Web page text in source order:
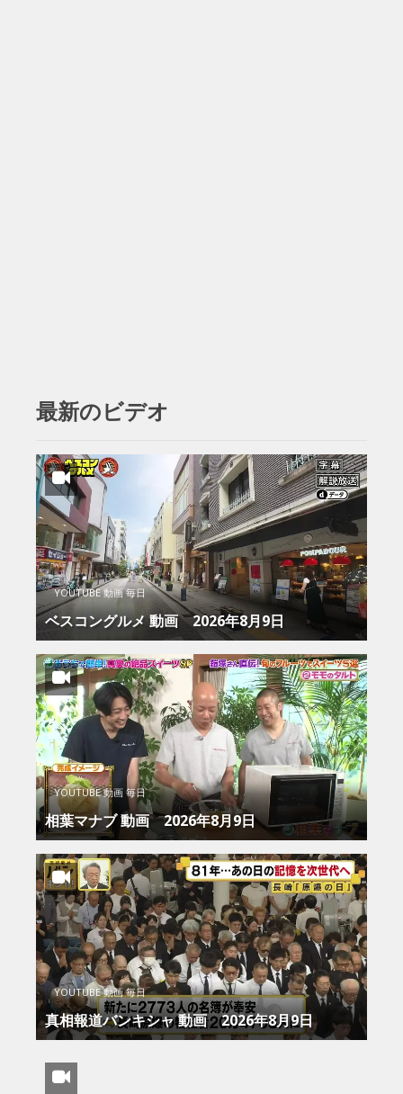
最新のビデオ
YOUTUBE 動画 毎日
ベスコングルメ 動画 2026年8月9日
YOUTUBE 動画 毎日
相葉マナブ 動画 2026年8月9日
YOUTUBE 動画 毎日
真相報道バンキシャ 動画 2026年8月9日